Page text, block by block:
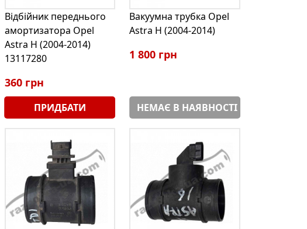
Відбійник переднього
амортизатора Opel
Astra H (2004-2014)
13117280
360 грн
ПРИДБАТИ
Вакуумна трубка Opel
Astra H (2004-2014)
1 800 грн
НЕМАЄ В НАЯВНОСТІ